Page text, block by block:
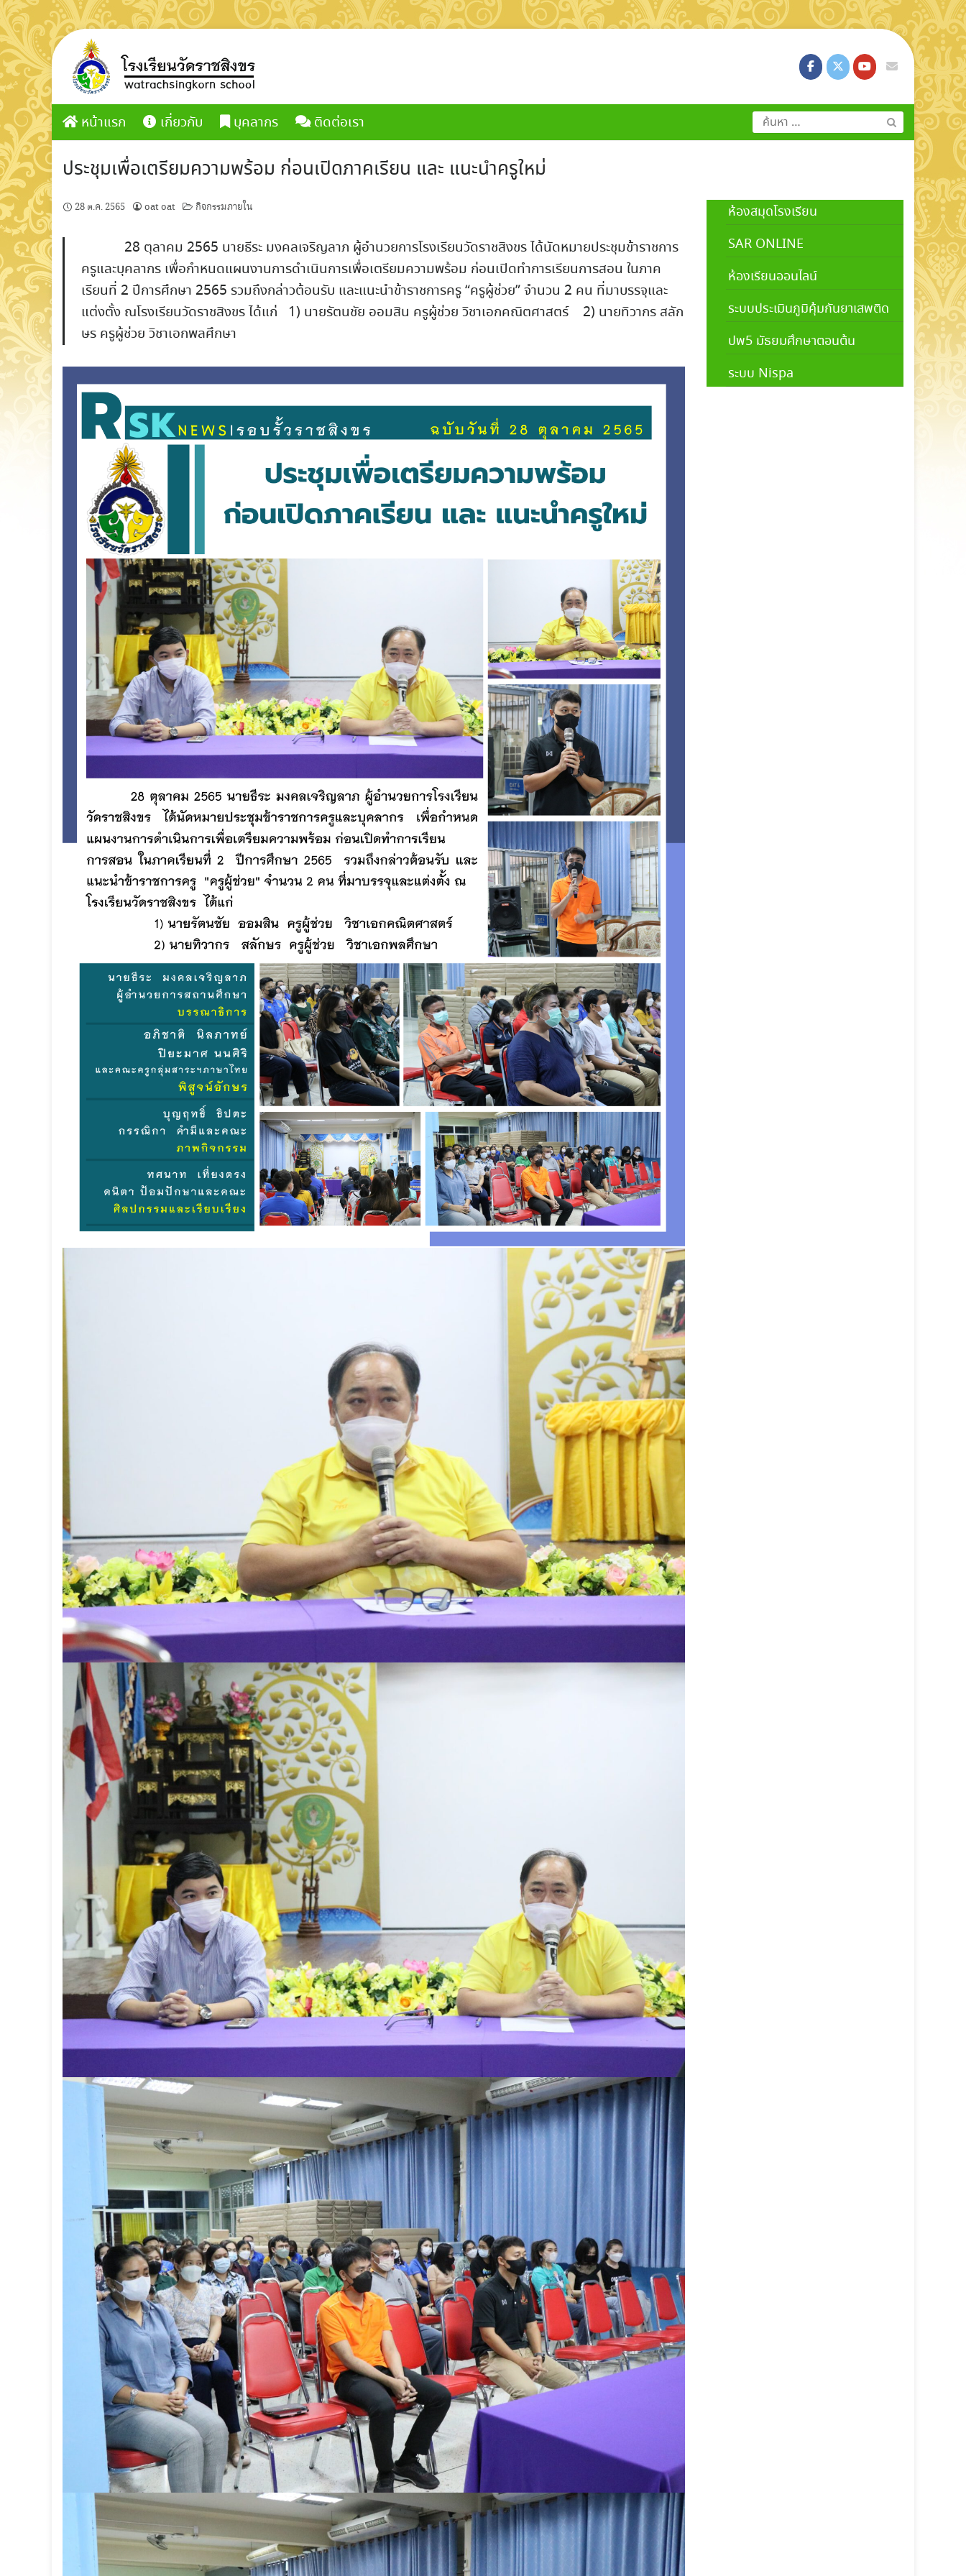
Skip
to
content
หน้าแรก เกี่ยวกับ บุคลากร ติดต่อเรา
ค้นหา
สำหรับ:
ประชุมเพื่อเตรียมความพร้อม ก่อนเปิดภาคเรียน และ แนะนำครูใหม่
28 ต.ค. 2565 oat oat กิจกรรมภายใน
28 ตุลาคม 2565 นายธีระ มงคลเจริญลาภ ผู้อำนวยการโรงเรียนวัดราชสิงขร ได้นัดหมายประชุมข้าราชการ
ครูและบุคลากร เพื่อกำหนดแผนงานการดำเนินการเพื่อเตรียมความพร้อม ก่อนเปิดทำการเรียนการสอน ในภาค
เรียนที่ 2 ปีการศึกษา 2565 รวมถึงกล่าวต้อนรับ และแนะนำข้าราชการครู “ครูผู้ช่วย” จำนวน 2 คน ที่มาบรรจุและ
แต่งตั้ง ณโรงเรียนวัดราชสิงขร ได้แก่ 1) นายรัตนชัย ออมสิน ครูผู้ช่วย วิชาเอกคณิตศาสตร์ 2) นายทิวากร สลัก
ษร ครูผู้ช่วย วิชาเอกพลศึกษา
ห้องสมุดโรงเรียน
SAR ONLINE
ห้องเรียนออนไลน์
ระบบประเมินภูมิคุ้มกันยาเสพติด
ปพ5 มัธยมศึกษาตอนต้น
ระบบ Nispa